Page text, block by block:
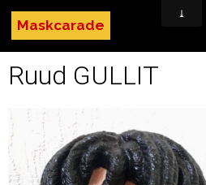
Maskcarade
Ruud GULLIT